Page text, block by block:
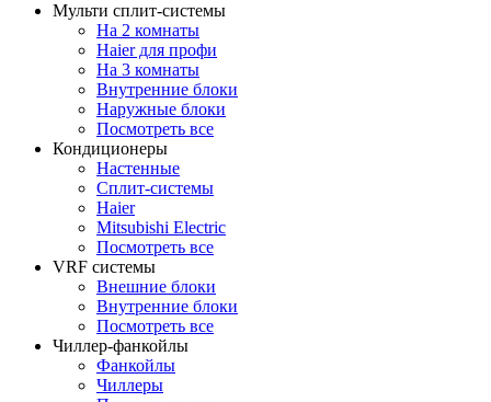
Мульти сплит-системы
На 2 комнаты
Haier для профи
На 3 комнаты
Внутренние блоки
Наружные блоки
Посмотреть все
Кондиционеры
Настенные
Сплит-системы
Haier
Mitsubishi Electric
Посмотреть все
VRF системы
Внешние блоки
Внутренние блоки
Посмотреть все
Чиллер-фанкойлы
Фанкойлы
Чиллеры